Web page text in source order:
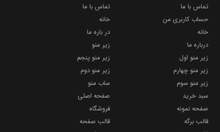
تماس با ما
تماس با ما
حساب کاربری من
خانه
خانه
در باره ما
درباره ما
زیر منو
زیر منو اول
زیر منو پنجم
زیر منو چهارم
زیر منو دوم
زیر منو سوم
ساب منو
سبد خرید
صفحه اصلی
صفحه نمونه
فروشگاه
قالب برگه
قالب صفحه